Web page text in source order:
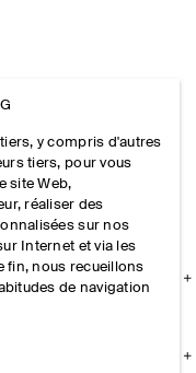
y compris d'autres
tiers, pour vous
site Web,
réaliser des
sur nos
Internet et via les
fin, nous recueillons
de navigation